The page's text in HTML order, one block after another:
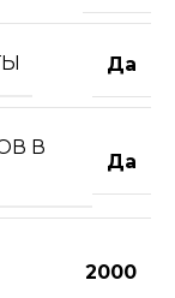
Да
В
Да
2000